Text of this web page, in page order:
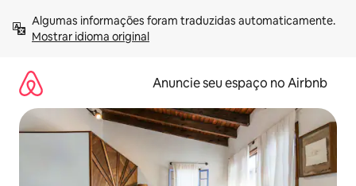
para
Mostrar idioma original
Anuncie seu espaço no Airbnb